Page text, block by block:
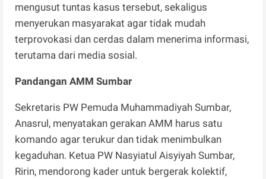
mengusut tuntas kasus tersebut, sekaligus
menyerukan masyarakat agar tidak mudah
terprovokasi dan cerdas dalam menerima informasi,
terutama dari media sosial.
Pandangan AMM Sumbar
Sekretaris PW Pemuda Muhammadiyah Sumbar,
Anasrul, menyatakan gerakan AMM harus satu
komando agar terukur dan tidak menimbulkan
kegaduhan. Ketua PW Nasyiatul Aisyiyah Sumbar,
Ririn, mendorong kader untuk bergerak kolektif,